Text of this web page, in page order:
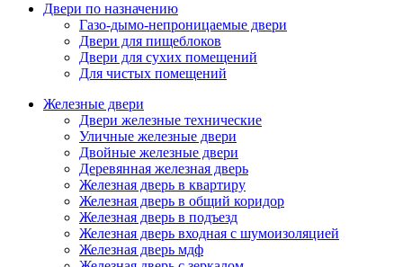
Двери по назначению
Газо-дымо-непроницаемые двери
Двери для пищеблоков
Двери для сухих помещений
Для чистых помещений
Железные двери
Двери железные технические
Уличные железные двери
Двойные железные двери
Деревянная железная дверь
Железная дверь в квартиру
Железная дверь в общий коридор
Железная дверь в подъезд
Железная дверь входная с шумоизоляцией
Железная дверь мдф